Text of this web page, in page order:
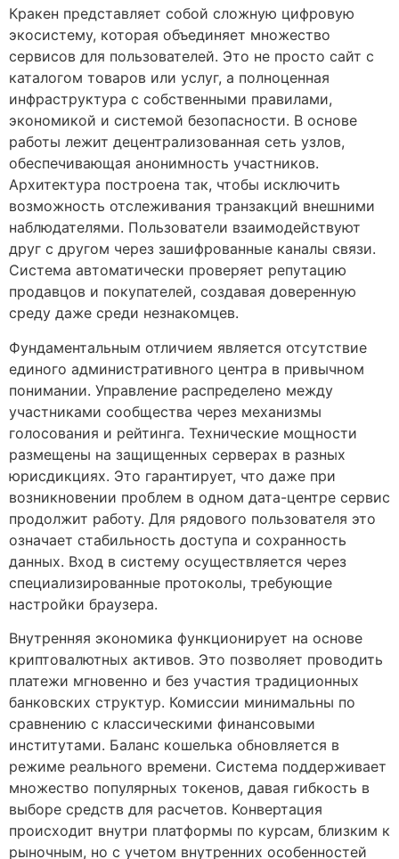
Кракен представляет собой сложную цифровую
экосистему, которая объединяет множество
сервисов для пользователей. Это не просто сайт с
каталогом товаров или услуг, а полноценная
инфраструктура с собственными правилами,
экономикой и системой безопасности. В основе
работы лежит децентрализованная сеть узлов,
обеспечивающая анонимность участников.
Архитектура построена так, чтобы исключить
возможность отслеживания транзакций внешними
наблюдателями. Пользователи взаимодействуют
друг с другом через зашифрованные каналы связи.
Система автоматически проверяет репутацию
продавцов и покупателей, создавая доверенную
среду даже среди незнакомцев.
Фундаментальным отличием является отсутствие
единого административного центра в привычном
понимании. Управление распределено между
участниками сообщества через механизмы
голосования и рейтинга. Технические мощности
размещены на защищенных серверах в разных
юрисдикциях. Это гарантирует, что даже при
возникновении проблем в одном дата-центре сервис
продолжит работу. Для рядового пользователя это
означает стабильность доступа и сохранность
данных. Вход в систему осуществляется через
специализированные протоколы, требующие
настройки браузера.
Внутренняя экономика функционирует на основе
криптовалютных активов. Это позволяет проводить
платежи мгновенно и без участия традиционных
банковских структур. Комиссии минимальны по
сравнению с классическими финансовыми
институтами. Баланс кошелька обновляется в
режиме реального времени. Система поддерживает
множество популярных токенов, давая гибкость в
выборе средств для расчетов. Конвертация
происходит внутри платформы по курсам, близким к
рыночным, но с учетом внутренних особенностей